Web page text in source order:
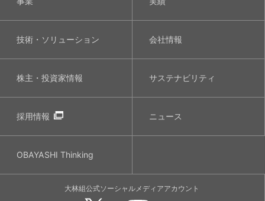
技術・ソリューション 会社情報
株主・投資家情報 サステナビリティ
採用情報 ニュース
OBAYASHI Thinking
大林組公式ソーシャルメディアアカウント